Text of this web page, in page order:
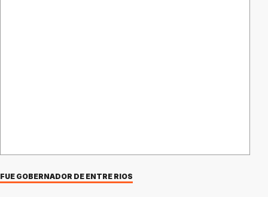
FUE GOBERNADOR DE ENTRE RIOS